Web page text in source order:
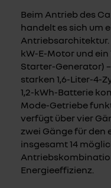
Beim Antrieb des
handelt es sich um
Antriebsarchitektur.
kW-E-Motor und
Starter-Generator)
starken 1,6-Liter-4-
1,2-kWh-Batterie
Mode-Getriebe
verfügt über vier
zwei Gänge für den
insgesamt 14
Energieeffizienz.